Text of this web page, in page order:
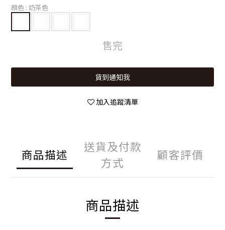
顏色 : 奶茶色
售完
貨到通知我
加入追蹤清單
商品描述
送貨及付款
方式
顧客評價
商品描述